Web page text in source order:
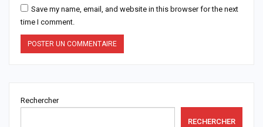
Save my name, email, and website in this browser for the next
time I comment.
Rechercher
RECHERCHER